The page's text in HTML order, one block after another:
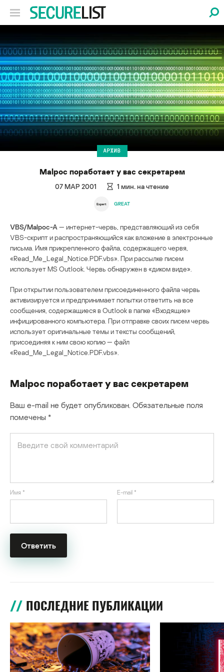
АРХИВ
Malpoc поработает у вас секретарем
07 МАР 2001 1 мин. на чтение
GREAT
VBS/Malpoc-A — интернет-червь, представляющий из себя
VBS-скрипт и распространяющийся как вложение в электронные
письма. Имя прикрепленного файла, содержащего червя,
«Read_Me_Legal_Notice.PDF.vbs». При рассылке писем
использует MS Outlook. Червь обнаружен в «диком виде».
При открытии пользователем присоединенного файла червь
активизируется и предпринимает попытки ответить на все
сообщения, содержащиеся в Outlook в папке «Входящие»
инфицированного компьютера. При отправке своих писем червь
использует оригинальные темы и тексты сообщений,
присоединяя к ним свою копию — файл
«Read_Me_Legal_Notice.PDF.vbs».
Malpoc поработает у вас секретарем
Ваш e-mail не будет опубликован. Обязательные поля
помечены *
Имя * E-mail *
ПОСЛЕДНИЕ ПУБЛИКАЦИИ